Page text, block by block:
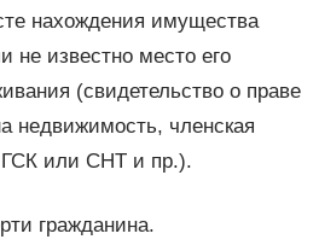
нахождения имущества
не известно место его
(свидетельство о праве
недвижимость, членская
ГСК или СНТ и пр.).
гражданина.